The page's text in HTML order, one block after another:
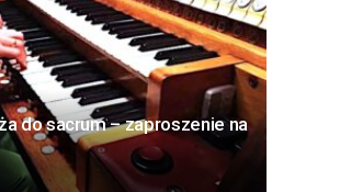
do sacrum – zaproszenie na